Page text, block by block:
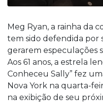
Meg Ryan, a rainha da
tem sido defendida por
gerarem especulações
Aos 61 anos, a estrela
Conheceu Sally” fez
Nova York na quarta-
na exibição de seu